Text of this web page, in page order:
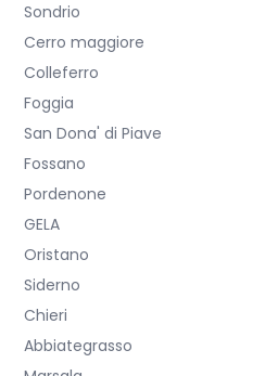
Sondrio
Cerro maggiore
Colleferro
Foggia
San Dona' di Piave
Fossano
Pordenone
GELA
Oristano
Siderno
Chieri
Abbiategrasso